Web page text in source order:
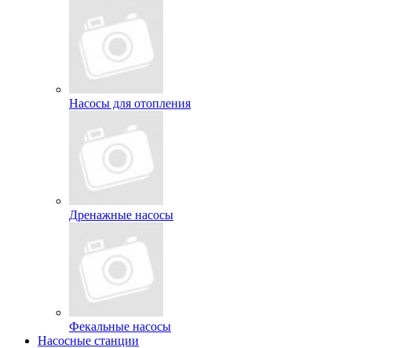
Насосы для отопления
Дренажные насосы
Фекальные насосы
Насосные станции